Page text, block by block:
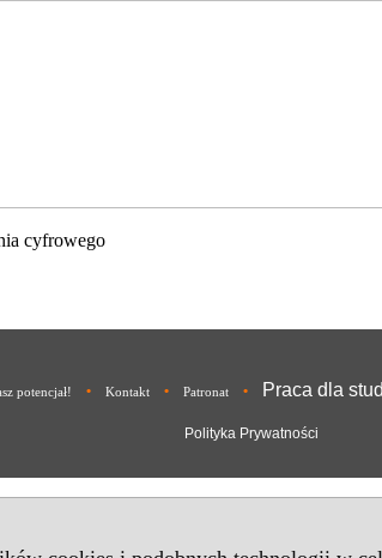
cyfrowego
potencjał! • Kontakt • Patronat • Praca dla
Polityka Prywatności